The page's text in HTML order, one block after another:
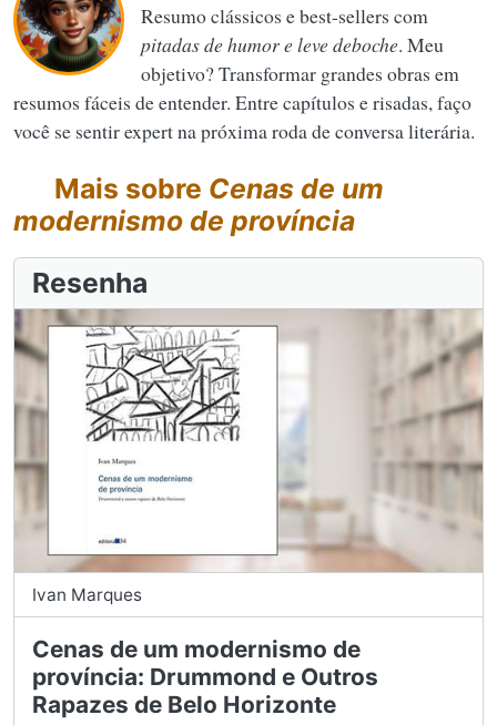
Resumo clássicos e best-sellers com
pitadas de humor e leve deboche. Meu
objetivo? Transformar grandes obras em
resumos fáceis de entender. Entre capítulos e risadas, faço
você se sentir expert na próxima roda de conversa literária.
Mais sobre Cenas de um
modernismo de província
Resenha
Ivan Marques
Cenas de um modernismo de
província: Drummond e Outros
Rapazes de Belo Horizonte